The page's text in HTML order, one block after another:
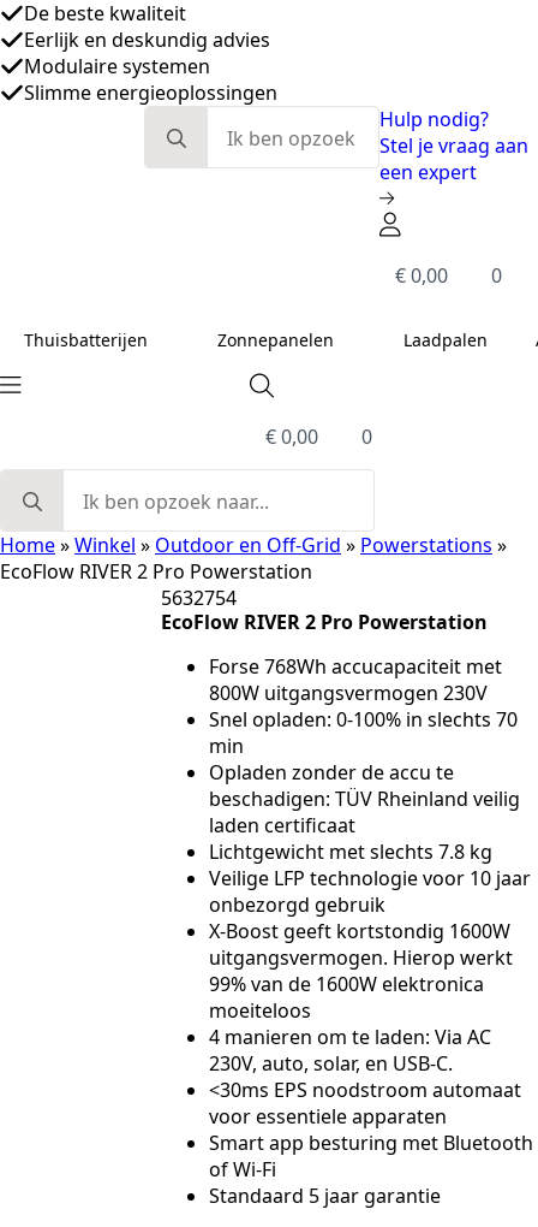
Eerlijk en deskundig advies
Modulaire systemen
Slimme energieoplossingen
De beste kwaliteit
for:
Hulp nodig?
Stel je vraag aan
een expert
€0,00 0
Thuisbatterijen Zonnepanelen Laadpalen
€0,00
0
for:
Home»Winkel » Outdoor en Off-Grid » Powerstations »
EcoFlow RIVER 2 Pro Powerstation
5632754
EcoFlow RIVER 2 Pro Powerstation
Forse 768Wh accucapaciteit met
800W uitgangsvermogen 230V
Snel opladen: 0-100% in slechts 70
min
Opladen zonder de accu te
beschadigen: TÜV Rheinland veilig
laden certificaat
Lichtgewicht met slechts 7.8 kg
Veilige LFP technologie voor 10 jaar
onbezorgd gebruik
X-Boost geeft kortstondig 1600W
uitgangsvermogen. Hierop werkt
99% van de 1600W elektronica
moeiteloos
4 manieren om te laden: Via AC
230V, auto, solar, en USB-C.
<30ms EPS noodstroom automaat
voor essentiele apparaten
Smart app besturing met Bluetooth
of Wi-Fi
Standaard 5 jaar garantie